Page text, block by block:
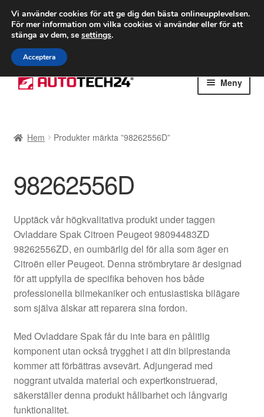
FRAKT från 75 kr
Världsomspännande frakt
Ring 766 924 713
Hoppa
till
Hoppa
till
Meny
Betalningar
Integritetspolicy
Kolla upp
Kontakt
Mitt konto
Om oss
Reklamationsprocedur
Transport
Hem Produkter märkta ”98262556D”
98262556D
Upptäck vår högkvalitativa produkt under taggen
Ovladdare Spak Citroen Peugeot 98094483ZD
98262556ZD, en oumbärlig del för alla som äger en
Citroën eller Peugeot. Denna strömbrytare är designad
för att uppfylla de specifika behoven hos både
professionella bilmekaniker och entusiastiska bilägare
som själva älskar att reparera sina fordon.
Med Ovladdare Spak får du inte bara en pålitlig
komponent utan också trygghet i att din bilprestanda
kommer att förbättras avsevärt. Adjungerad med
noggrant utvalda material och expertkonstruerad,
säkerställer denna produkt hållbarhet och långvarig
funktionalitet.
Vi använder cookies för att ge dig den bästa onlineupplevelsen.
För mer information om vilka cookies vi använder eller för att
stänga av dem, se settings.
Acceptera